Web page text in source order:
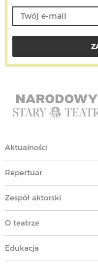
Aktualności
Repertuar
Zespół aktorski
O teatrze
Edukacja